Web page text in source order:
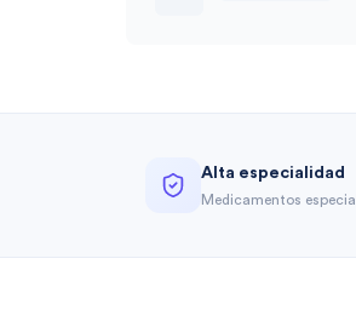
Alta especialidad
Medicamentos